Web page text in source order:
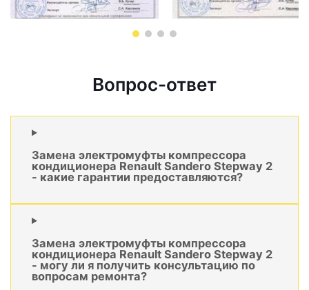
Вопрос-ответ
Замена электромуфты компрессора
кондиционера Renault Sandero Stepway 2
- какие гарантии предоставляются?
Замена электромуфты компрессора
кондиционера Renault Sandero Stepway 2
- могу ли я получить консультацию по
вопросам ремонта?